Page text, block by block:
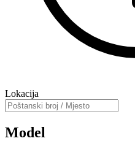
Lokacija
Model